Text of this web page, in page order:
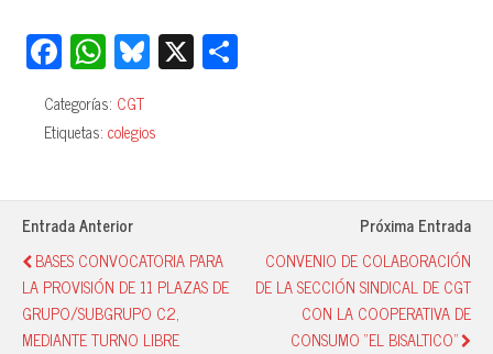
Fa
ce
bo
ok
W
ha
ts
A
pp
Bl
ue
sk
y
X
rti
Categorías: CGT
Etiquetas: colegios
Entrada Anterior
BASES CONVOCATORIA PARA
LA PROVISIÓN DE 11 PLAZAS DE
GRUPO/SUBGRUPO C2,
MEDIANTE TURNO LIBRE
Próxima Entrada
CONVENIO DE COLABORACIÓN
DE LA SECCIÓN SINDICAL DE CGT
CON LA COOPERATIVA DE
CONSUMO “EL BISALTICO”